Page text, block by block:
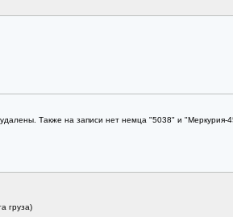
Также на записи нет немца "5038" и "Меркурия-
груза)